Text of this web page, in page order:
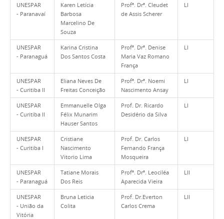
UNESPAR
- Paranavaí
Karen Letícia
Barbosa
Marcelino De
Souza
Profª. Drª. Cleudet
de Assis Scherer
LI
UNESPAR
- Paranaguá
Karina Cristina
Dos Santos Costa
Profª. Drª. Denise
Maria Vaz Romano
França
LI
UNESPAR
- Curitiba II
Eliana Neves De
Freitas Conceição
Profª. Drª. Noemi
Nascimento Ansay
LI
UNESPAR
- Curitiba II
Emmanuelle Olga
Félix Munarim
Hauser Santos
Prof. Dr. Ricardo
Desidério da Silva
LI
UNESPAR
- Curitiba I
Cristiane
Nascimento
Vitorio Lima
Prof. Dr. Carlos
Fernando França
Mosqueira
LI
UNESPAR
- Paranaguá
Tatiane Morais
Dos Reis
Profª. Drª. Leociléa
Aparecida Vieira
LII
UNESPAR
- União da
Vitória
Bruna Leticia
Colita
Prof. Dr.Everton
Carlos Crema
LII